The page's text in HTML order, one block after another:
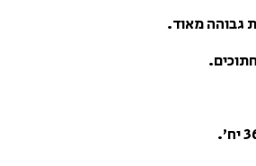
גבוהה מאוד.